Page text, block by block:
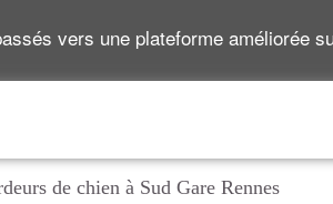
vers une plateforme améliorée
de chien à Sud Gare Rennes